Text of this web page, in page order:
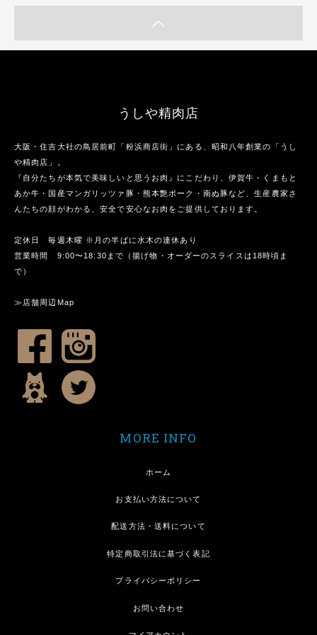
うしや精肉店
大阪・住吉大社の鳥居前町「粉浜商店街」にある、昭和八年創業の「うし
や精肉店」。
『自分たちが本気で美味しいと思うお肉』にこだわり、伊賀牛・くまもと
あか牛・国産マンガリッツァ豚・熊本艶ポーク・南ぬ豚など、生産農家さ
んたちの顔がわかる、安全で安心なお肉をご提供しております。
定休日 毎週木曜 ※月の半ばに水木の連休あり
営業時間 9:00〜18:30まで（揚げ物・オーダーのスライスは18時頃ま
で）
≫店舗周辺Map
MORE INFO
ホーム
お支払い方法について
配送方法・送料について
特定商取引法に基づく表記
プライバシーポリシー
お問い合わせ